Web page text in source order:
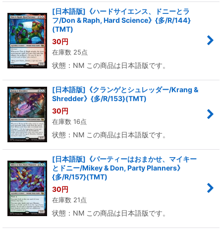
[日本語版]《ハードサイエンス、ドニーとラ
フ/Don & Raph, Hard Science》{多/R/144}
(TMT)
30円
在庫数 25点
状態：NM この商品は日本語版です。
[日本語版]《クランゲとシュレッダー/Krang &
Shredder》{多/R/153}(TMT)
30円
在庫数 16点
状態：NM この商品は日本語版です。
[日本語版]《パーティーはおまかせ、マイキー
とドニー/Mikey & Don, Party Planners》
{多/R/157}(TMT)
30円
在庫数 21点
状態：NM この商品は日本語版です。